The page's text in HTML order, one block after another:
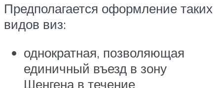
Предполагается оформление таких
видов виз:
однократная, позволяющая
единичный въезд в зону
Шенгена в течение